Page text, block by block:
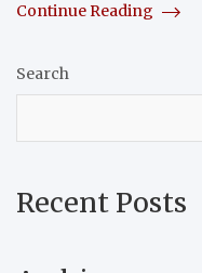
Continue Reading
Search
Recent Posts